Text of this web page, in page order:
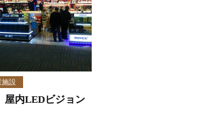
施設
内LEDビジョン